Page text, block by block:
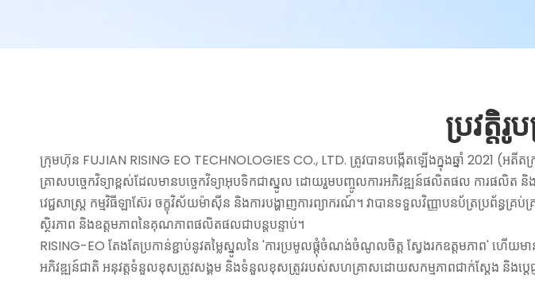
ប្រវត្តិ
ក្រុមហ៊ុន FUJIAN RISING EO TECHNOLOGIES CO., LTD. ត្រូវបានបង្កើតឡើងក្នុងឆ្នាំ 2021
គ្រាសបច្ចេកវិទ្យាខ្ពស់ដែលមានបច្ចេកវិទ្យាអុបទិកជាស្នូល ដោយរួមបញ្ចូលការអភិវឌ្ឍន៍ផលិតផល ការ
វេជ្ជសាស្ត្រ កម្មវិធីឡាស៊ែរ ចក្ខុវិស័យម៉ាស៊ីន និងការបង្ហាញការព្យាករណ៍។ វាបានទទួលវិញ្ញាបនប័ត្រប្រព័ន្ធ
ស្ថិរភាព និងឧត្តមភាពនៃគុណភាពផលិតផលជាបន្តបន្ទាប់។
RISING-EO តែងតែប្រកាន់ខ្ជាប់នូវតម្លៃស្នូលនៃ 'ការប្រមូលផ្តុំចំណង់ចំណូលចិត្ត ស្វែងរកឧត្តមភាព' ហើយមា
អភិវឌ្ឍន៍ជាតិ អនុវត្តទំនួលខុសត្រូវសង្គម និងទំនួលខុសត្រូវរបស់សហគ្រាសដោយសកម្មភាពជាក់ស្តែង និងប្តេ